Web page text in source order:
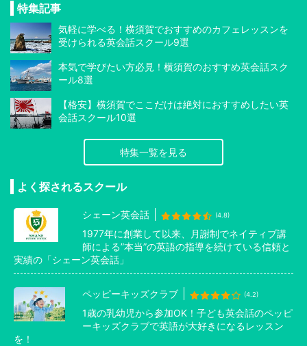
特集記事
気軽に学べる！横須賀でおすすめのカフェレッスンを
受けられる英会話スクール9選
本気で学びたい方必見！横須賀のおすすめ英会話スク
ール8選
【格安】横須賀でここだけは絶対におすすめしたい英
会話スクール10選
特集一覧を見る
よく探されるスクール
シェーン英会話 (4.8)
1977年に創業して以来、月謝制でネイティブ講
師による”本当”の英語の指導を続けている信頼と
実績の「シェーン英会話」
ペッピーキッズクラブ (4.2)
1歳の乳幼児から参加OK！子ども英会話のペッピ
ーキッズクラブで英語が大好きになるレッスン
を！